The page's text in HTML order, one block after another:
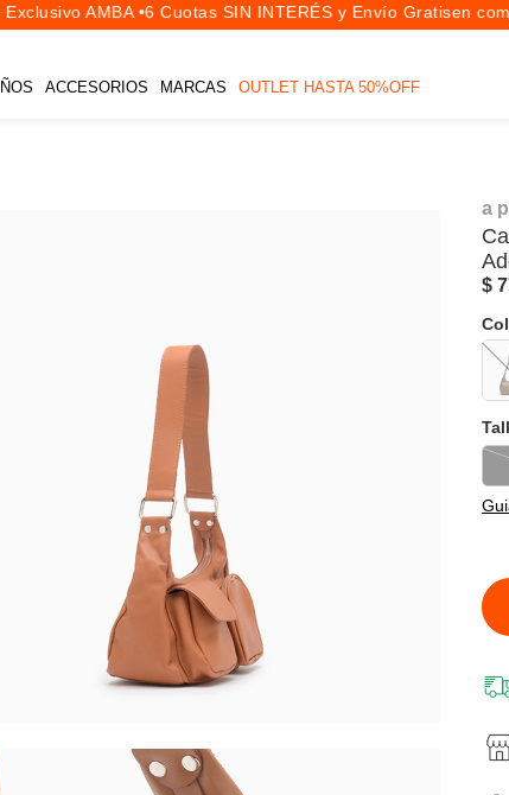
ACCESORIOS MARCAS OUTLET HASTA 50%OFF
AMBA •6 Cuotas SIN INTERÉS y Envío Gratisen
a
$